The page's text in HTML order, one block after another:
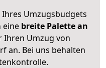
Umzugsbudgets
eine breite Palette an
Ihren Umzug von
an. Bei uns behalten